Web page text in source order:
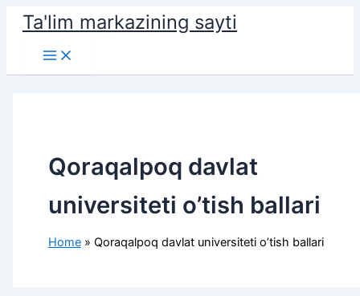
Skip
content
Ta'lim markazining sayti
Main
Menu
Qoraqalpoq davlat
universiteti o’tish ballari
Home Qoraqalpoq davlat universiteti o’tish ballari